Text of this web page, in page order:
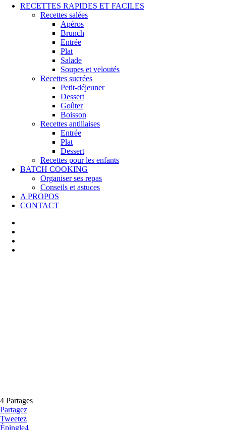
Close
RECETTES RAPIDES ET FACILES
Recettes salées
Apéros
Brunch
Entrée
Plat
Salade
Soupes et veloutés
Recettes sucrées
Petit-déjeuner
Dessert
Goûter
Boisson
Recettes antillaises
Entrée
Plat
Dessert
Recettes pour les enfants
BATCH COOKING
Organiser ses repas
Conseils et astuces
A PROPOS
CONTACT
4 Partages
Partagez
Tweetez
Épingle4